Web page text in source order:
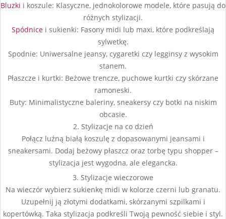
Bluzki i koszule: Klasyczne, jednokolorowe modele, które pasują do
różnych stylizacji.
Spódnice i sukienki: Fasony midi lub maxi, które podkreślają
sylwetkę.
Spodnie: Uniwersalne jeansy, cygaretki czy legginsy z wysokim
stanem.
Płaszcze i kurtki: Beżowe trencze, puchowe kurtki czy skórzane
ramoneski.
Buty: Minimalistyczne baleriny, sneakersy czy botki na niskim
obcasie.
2. Stylizacje na co dzień
Połącz luźną białą koszulę z dopasowanymi jeansami i
sneakersami. Dodaj beżowy płaszcz oraz torbę typu shopper –
stylizacja jest wygodna, ale elegancka.
3. Stylizacje wieczorowe
Na wieczór wybierz sukienkę midi w kolorze czerni lub granatu.
Uzupełnij ją złotymi dodatkami, skórzanymi szpilkami i
kopertówką. Taka stylizacja podkreśli Twoją pewność siebie i styl.